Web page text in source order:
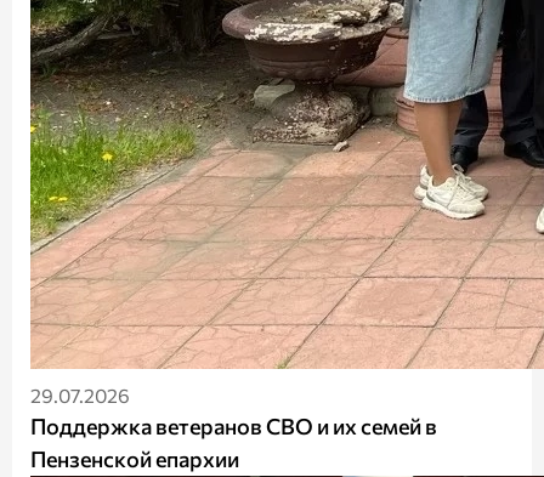
29.07.2026
Поддержка ветеранов СВО и их семей в
Пензенской епархии